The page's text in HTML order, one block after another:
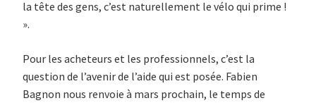
la tête des gens, c’est naturellement le vélo qui prime !
».
Pour les acheteurs et les professionnels, c’est la
question de l’avenir de l’aide qui est posée. Fabien
Bagnon nous renvoie à mars prochain, le temps de